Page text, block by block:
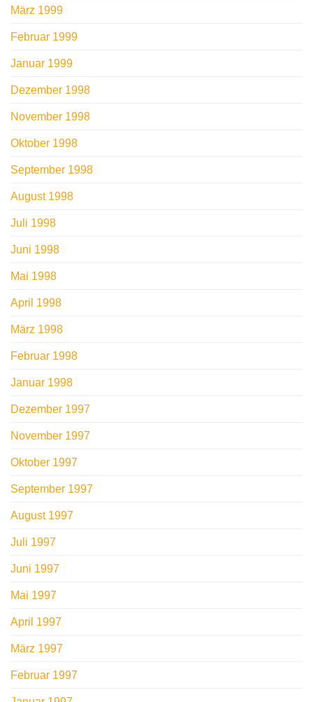
März 1999
Februar 1999
Januar 1999
Dezember 1998
November 1998
Oktober 1998
September 1998
August 1998
Juli 1998
Juni 1998
Mai 1998
April 1998
März 1998
Februar 1998
Januar 1998
Dezember 1997
November 1997
Oktober 1997
September 1997
August 1997
Juli 1997
Juni 1997
Mai 1997
April 1997
März 1997
Februar 1997